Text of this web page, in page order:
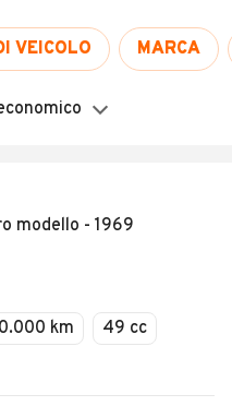
modello - 1969
km
49 cc